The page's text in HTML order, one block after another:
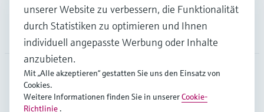
Unternehmen
DEU
unserer Website zu verbessern, die Funktionalität
durch Statistiken zu optimieren und Ihnen
individuell angepasste Werbung oder Inhalte
anzubieten.
Mit „Alle akzeptieren“ gestatten Sie uns den Einsatz von
Cookies.
Weitere Informationen finden Sie in unsererCookie-
Richtlinie .